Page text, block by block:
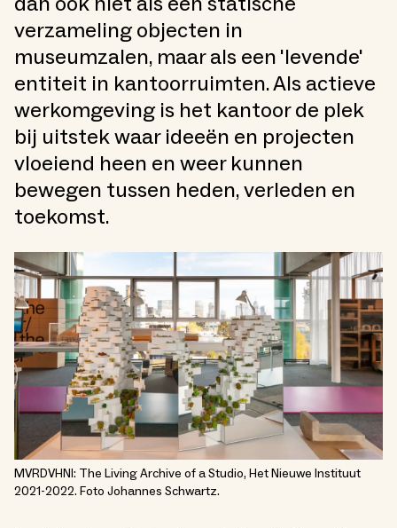
verzameling objecten in
museumzalen, maar als een 'levende'
entiteit in kantoorruimten. Als actieve
werkomgeving is het kantoor de plek
bij uitstek waar ideeën en projecten
vloeiend heen en weer kunnen
bewegen tussen heden, verleden en
toekomst.
MVRDVHNI: The Living Archive of a Studio, Het Nieuwe Instituut
2021-2022. Foto Johannes Schwartz.